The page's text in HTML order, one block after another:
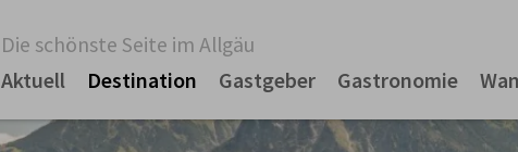
Die schönste Seite im Allgäu
Aktuell
Destination Gastgeber Gastronomie